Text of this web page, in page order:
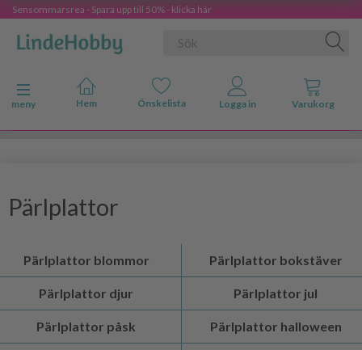
Sensommarsrea - Spara upp till 50% - klicka här
Ändra navigering
meny
Pärlplattor
Pärlplattor blommor Pärlplattor bokstäver
Pärlplattor djur Pärlplattor jul
Pärlplattor påsk Pärlplattor halloween